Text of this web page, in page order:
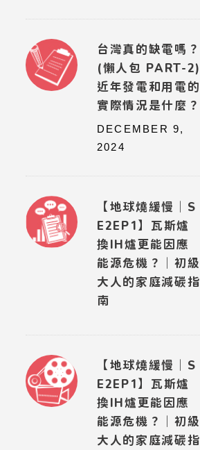
台灣真的缺電嗎？
(懶人包 PART-2)
近年發電和用電的
實際情況是什麼？
DECEMBER 9,
2024
【地球燒緩慢｜S
E2EP1】瓦斯爐
換IH爐更能因應
能源危機？｜初級
大人的家庭減碳指
南
【地球燒緩慢｜S
E2EP1】瓦斯爐
換IH爐更能因應
能源危機？｜初級
大人的家庭減碳指